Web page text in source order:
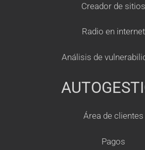
Creador de sitios
Radio en internet
Análisis de
Área de clientes
Pagos